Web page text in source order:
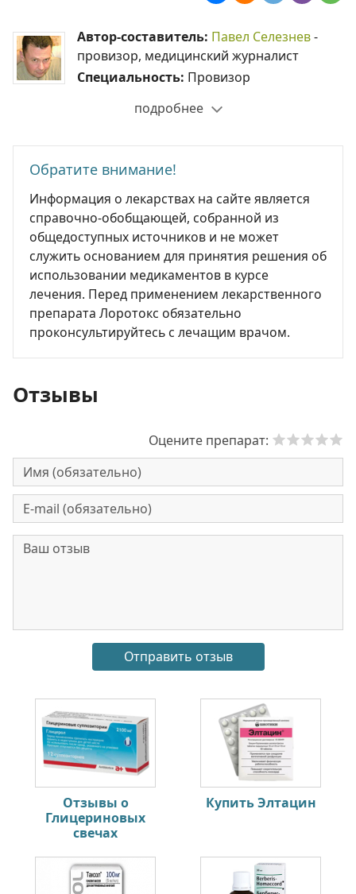
Автор-составитель: Павел Селезнев-
провизор, медицинский журналист
Специальность: Провизор
подробнее
Обратите внимание!
Информация о лекарствах на сайте является
справочно-обобщающей, собранной из
общедоступных источников и не может
служить основанием для принятия решения об
использовании медикаментов в курсе
лечения. Перед применением лекарственного
препарата Лоротокс обязательно
проконсультируйтесь с лечащим врачом.
Отзывы
Оцените препарат:
Отзывы о
Глицериновых
свечах
Купить Элтацин